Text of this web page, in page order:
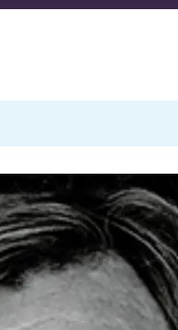
Arbejdsmiljø
Forskning